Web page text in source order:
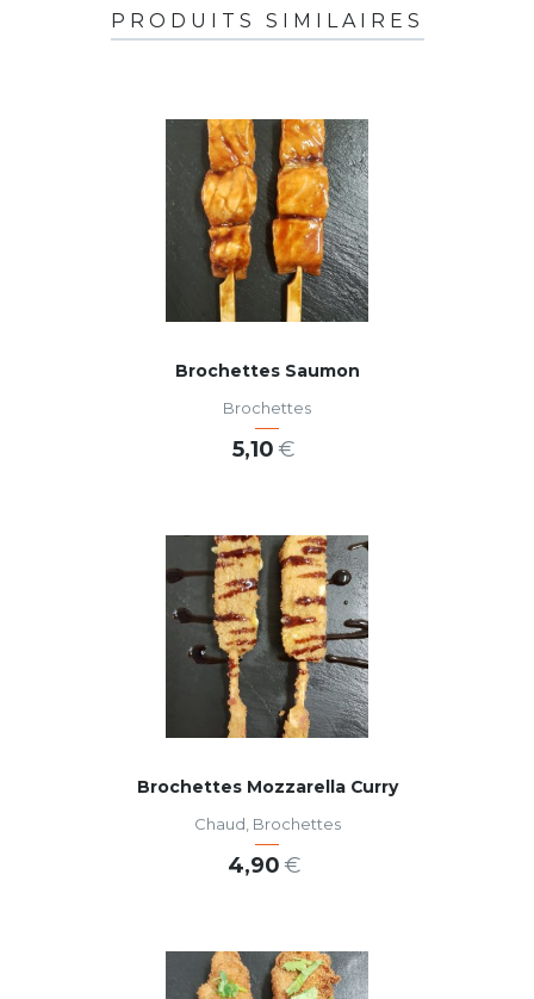
PRODUITS SIMILAIRES
Brochettes Saumon
Brochettes
5,10 €
Brochettes Mozzarella Curry
Chaud, Brochettes
4,90 €